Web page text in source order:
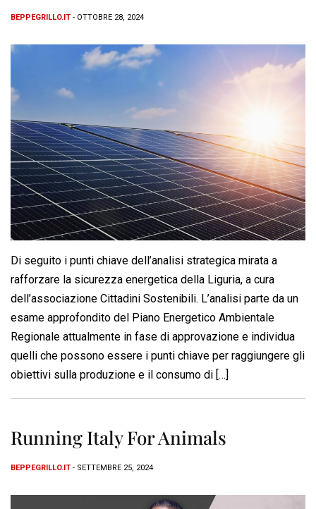
BEPPEGRILLO.IT - OTTOBRE 28, 2024
Di seguito i punti chiave dell’analisi strategica mirata a
rafforzare la sicurezza energetica della Liguria, a cura
dell’associazione Cittadini Sostenibili. L’analisi parte da un
esame approfondito del Piano Energetico Ambientale
Regionale attualmente in fase di approvazione e individua
quelli che possono essere i punti chiave per raggiungere gli
obiettivi sulla produzione e il consumo di […]
Running Italy For Animals
BEPPEGRILLO.IT - SETTEMBRE 25, 2024